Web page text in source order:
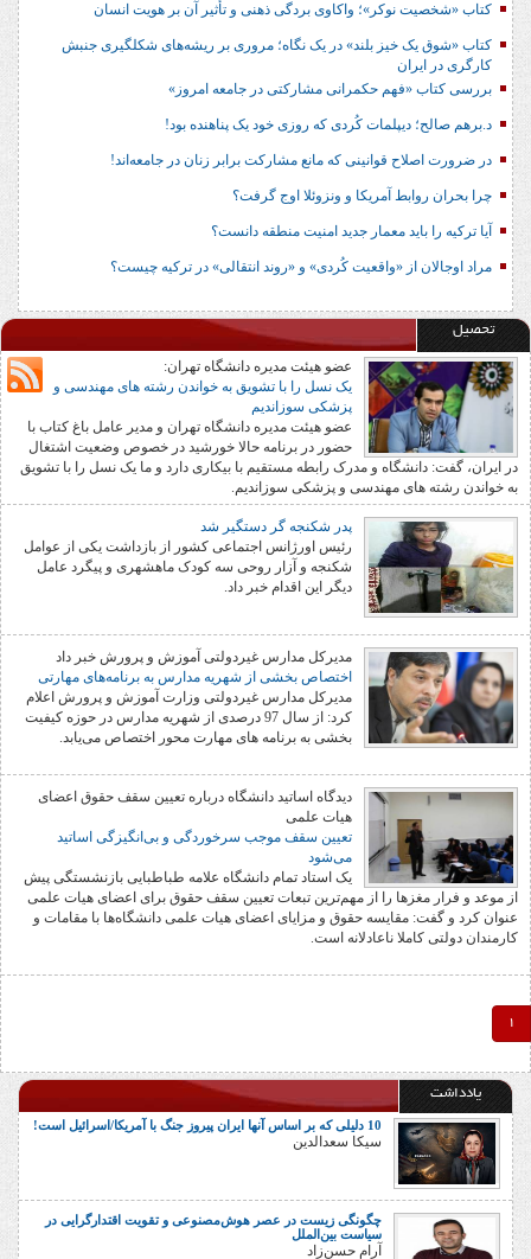
کتاب «شخصیت نوکر»؛ واکاوی بردگی ذهنی و تأثیر آن بر هویت انسان
کتاب «شوق یک خیز بلند» در یک نگاه؛ مروری بر ریشه‌های شکل‎گیری جنبش
کارگری در ایران
بررسی کتاب «فهم حکمرانی مشارکتی در جامعه امروز»
د.برهم صالح؛ دیپلمات کُردی که روزی خود یک پناهنده بود!
در ضرورت اصلاح قوانینی که مانع مشارکت برابر زنان در جامعه‌اند!
چرا بحران روابط آمریکا و ونزوئلا اوج گرفت؟
آیا ترکیه را باید معمار جدید امنیت منطقه دانست؟
مراد اوجالان از «واقعیت کُردی» و «روند انتقالی» در ترکیه چیست؟
تحصیل
عضو هیئت مدیره دانشگاه تهران:
یک نسل را با تشویق به خواندن رشته های مهندسی و
پزشکی سوزاندیم
عضو هیئت مدیره دانشگاه تهران و مدیر عامل باغ کتاب با
حضور در برنامه حالا خورشید در خصوص وضعیت اشتغال
در ایران، گفت: دانشگاه و مدرک رابطه مستقیم با بیکاری دارد و ما یک نسل را با تشویق
به خواندن رشته های مهندسی و پزشکی سوزاندیم.
پدر شکنجه گر دستگیر شد
رئیس اورژانس اجتماعی کشور از بازداشت یکی از عوامل
شکنجه و آزار روحی سه کودک ماهشهری و پیگرد عامل
دیگر این اقدام خبر داد.
مدیرکل مدارس غیردولتی آموزش و پرورش خبر داد
اختصاص بخشی از شهریه مدارس به برنامه‌های مهارتی
مدیرکل مدارس غیردولتی وزارت آموزش و پرورش اعلام
کرد: از سال 97 درصدی از شهریه مدارس در حوزه کیفیت
بخشی به برنامه های مهارت محور اختصاص می‌یابد.
دیدگاه اساتید دانشگاه درباره تعیین سقف حقوق اعضای
هیات علمی
تعیین سقف موجب سرخوردگی و بی‌انگیزگی اساتید
می‌شود
یک استاد تمام دانشگاه علامه طباطبایی بازنشستگی پیش
از موعد و فرار مغزها را از مهم‌ترین تبعات تعیین سقف حقوق برای اعضای هیات علمی
عنوان کرد و گفت: مقایسه حقوق و مزایای اعضای هیات علمی دانشگاه‌ها با مقامات و
کارمندان دولتی کاملا ناعادلانه است.
1
یادداشت
10 دلیلی که بر اساس آنها ایران پیروز جنگ با آمریکا/اسرائیل است!
سیکا سعدالدین
چگونگی زیست در عصر هوش‌مصنوعی و تقویت اقتدارگرایی در
سیاست بین‌الملل
آرام حسن‌زاد